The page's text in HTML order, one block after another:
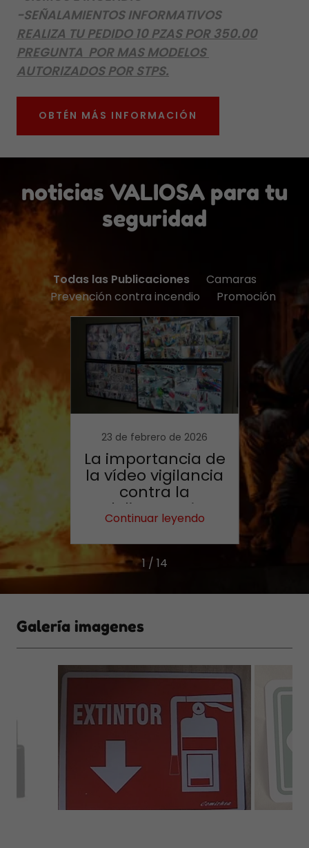
-SEÑALAMIENTOS INFORMATIVOS
REALIZA TU PEDIDO 10 PZAS POR 350.00
PREGUNTA POR MAS MODELOS
AUTORIZADOS POR STPS.
OBTÉN MÁS INFORMACIÓN
noticias VALIOSA para tu
seguridad
Todas las Publicaciones
Camaras
Prevención contra incendio
Promoción
23 de febrero de 2026
La importancia de
la vídeo vigilancia
contra la
delincuencia
Continuar leyendo
22
1 / 14
Galería imagenes